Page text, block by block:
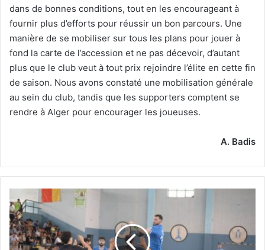
dans de bonnes conditions, tout en les encourageant à
fournir plus d’efforts pour réussir un bon parcours. Une
manière de se mobiliser sur tous les plans pour jouer à
fond la carte de l’accession et ne pas décevoir, d’autant
plus que le club veut à tout prix rejoindre l’élite en cette fin
de saison. Nous avons constaté une mobilisation générale
au sein du club, tandis que les supporters comptent se
rendre à Alger pour encourager les joueuses.
A. Badis
journée
du
Championnat
de